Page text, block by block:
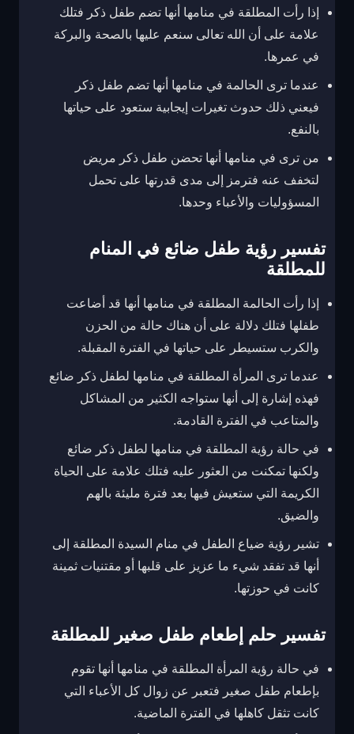
إذا رأت المطلقة في منامها أنها تضم طفل ذكر فتلك
علامة على أن الله تعالى سنعم عليها بالصحة والبركة
في عمرها.
عندما ترى الحالمة في منامها أنها تضم طفل ذكر
فيعني ذلك حدوث تغيرات إيجابية ستعود على حياتها
بالنفع.
من ترى في منامها أنها تحضن طفل ذكر مريض
لتخفف عنه فترمز إلى مدى قدرتها على تحمل
المسؤوليات والأعباء وحدها.
تفسير رؤية طفل ضائع في المنام
للمطلقة
إذا رأت الحالمة المطلقة في منامها أنها قد أضاعت
طفلها فتلك دلالة على أن هناك حالة من الحزن
والكرب ستسيطر على حياتها في الفترة المقبلة.
عندما ترى المرأة المطلقة في منامها لطفل ذكر ضائع
فهذه إشارة إلى أنها ستواجه الكثير من المشاكل
والمتاعب في الفترة القادمة.
في حالة رؤية المطلقة في منامها لطفل ذكر ضائع
ولكنها تمكنت من العثور عليه فتلك علامة على الحياة
الكريمة التي ستعيش فيها بعد فترة مليئة بالهم
والضيق.
تشير رؤية ضياع الطفل في منام السيدة المطلقة إلى
أنها قد تفقد شيء ما عزيز على قلبها أو مقتنيات ثمينة
كانت في حوزتها.
تفسير حلم إطعام طفل صغير للمطلقة
في حالة رؤية المرأة المطلقة في منامها أنها تقوم
بإطعام طفل صغير فتعبر عن زوال كل الأعباء التي
كانت تثقل كاهلها في الفترة الماضية.